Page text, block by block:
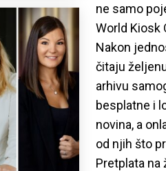
ne samo
World Kiosk
Nakon
čitaju
arhivu
besplatne i
novina, a
od njih što
Pretplata na